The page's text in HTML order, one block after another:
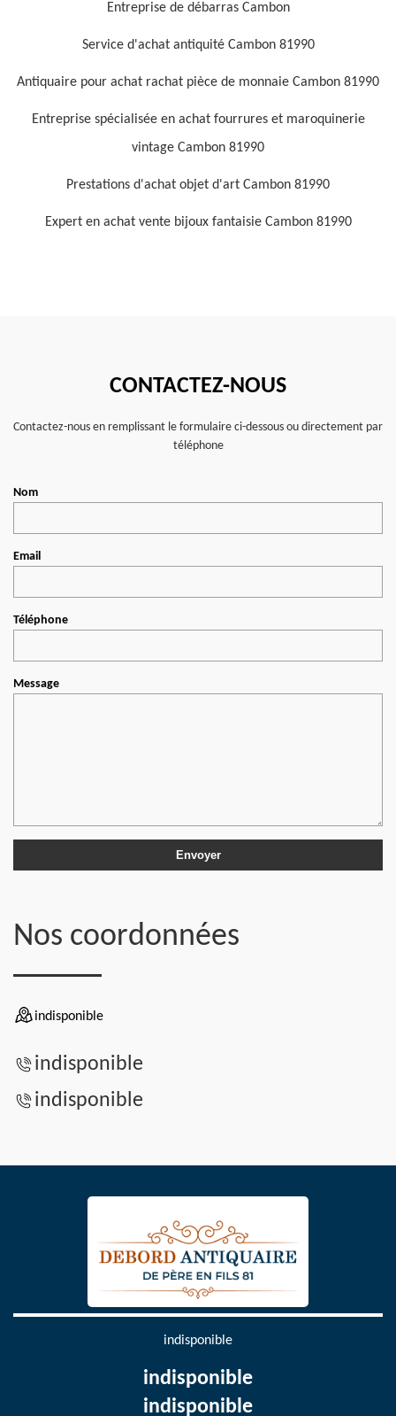
Entreprise de débarras Cambon
Service d'achat antiquité Cambon 81990
Antiquaire pour achat rachat pièce de monnaie Cambon 81990
Entreprise spécialisée en achat fourrures et maroquinerie
vintage Cambon 81990
Prestations d'achat objet d'art Cambon 81990
Expert en achat vente bijoux fantaisie Cambon 81990
CONTACTEZ-NOUS
Contactez-nous en remplissant le formulaire ci-dessous ou directement par
téléphone
Nom
Email
Téléphone
Message
Nos coordonnées
indisponible
indisponible
indisponible
indisponible
indisponible
indisponible